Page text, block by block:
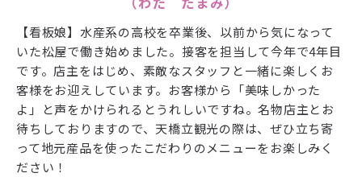
【看板娘】水産系の高校を卒業後、以前から気になって
いた松屋で働き始めました。接客を担当して今年で4年目
です。店主をはじめ、素敵なスタッフと一緒に楽しくお
客様をお迎えしています。お客様から「美味しかった
よ」と声をかけられるとうれしいですね。名物店主とお
待ちしておりますので、天橋立観光の際は、ぜひ立ち寄
って地元産品を使ったこだわりのメニューをお楽しみく
ださい！